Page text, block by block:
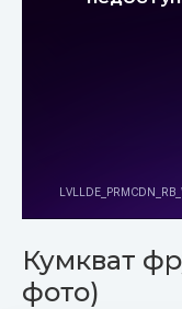
Кумкват
фото)